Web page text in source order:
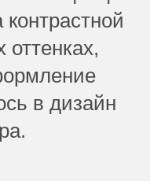
оттенках,
в дизайн